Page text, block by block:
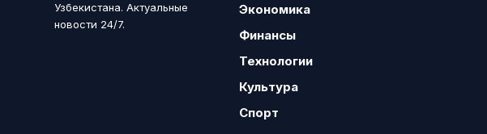
Узбекистана. Актуальные
новости 24/7.
Экономика
Финансы
Технологии
Культура
Спорт